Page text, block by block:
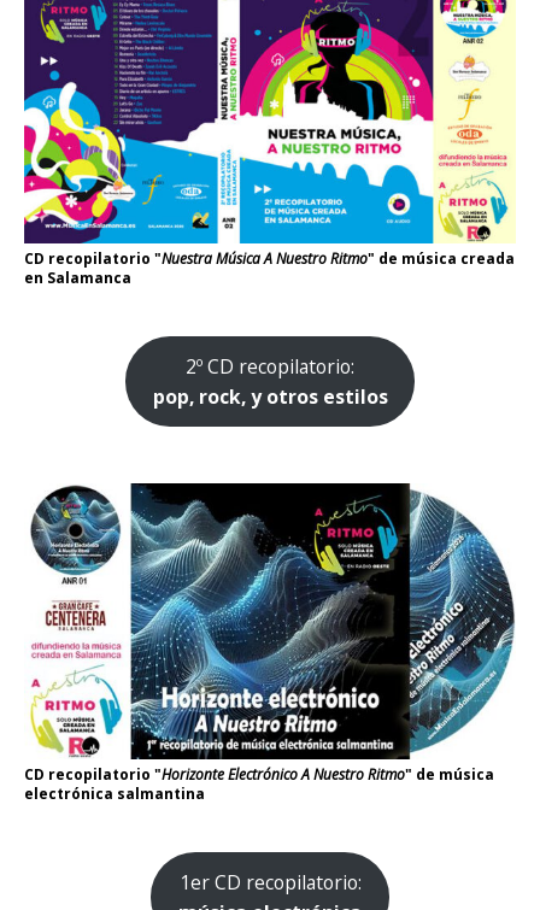
CD recopilatorio "Nuestra Música A Nuestro Ritmo" de música creada
en Salamanca
2º CD recopilatorio:
pop, rock, y otros estilos
CD recopilatorio "Horizonte Electrónico A Nuestro Ritmo" de música
electrónica salmantina
1er CD recopilatorio: